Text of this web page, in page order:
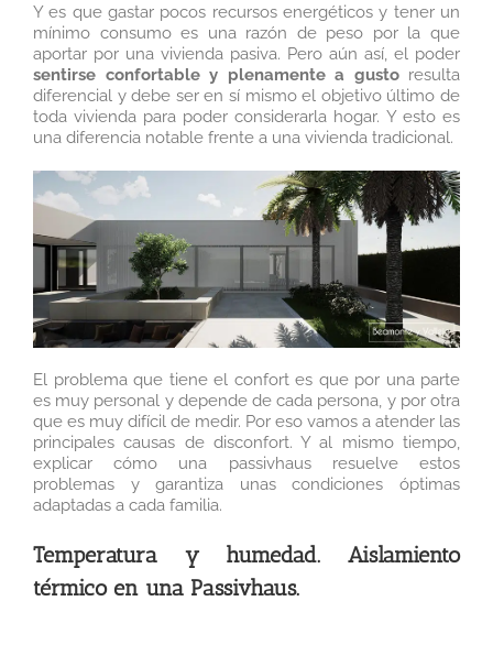
Y es que gastar pocos recursos energéticos y tener un
mínimo consumo es una razón de peso por la que
aportar por una vivienda pasiva. Pero aún así, el poder
sentirse confortable y plenamente a gustoresulta
diferencial y debe ser en sí mismo el objetivo último de
toda vivienda para poder considerarla hogar. Y esto es
una diferencia notable frente a una vivienda tradicional.
El problema que tiene el confort es que por una parte
es muy personal y depende de cada persona, y por otra
que es muy difícil de medir. Por eso vamos a atender las
principales causas de disconfort. Y al mismo tiempo,
explicar cómo una passivhaus resuelve estos
problemas y garantiza unas condiciones óptimas
adaptadas a cada familia.
Temperatura y humedad. Aislamiento
térmico en una Passivhaus.